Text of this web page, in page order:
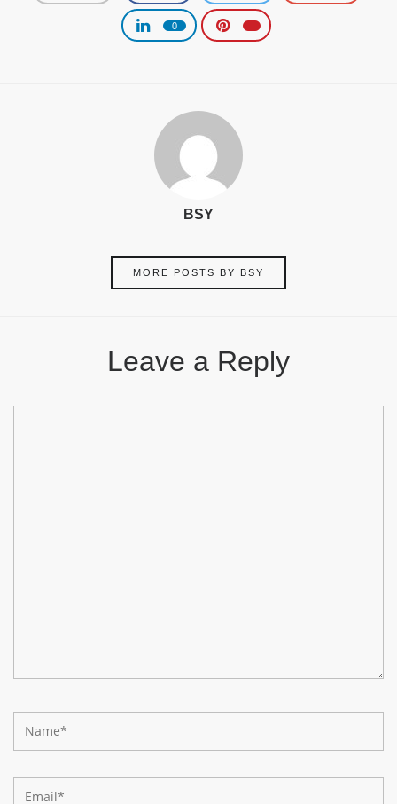
0
BSY
MORE POSTS BY BSY
Leave a Reply